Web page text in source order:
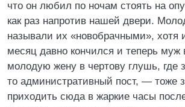
что он любил по ночам стоять на
как раз напротив нашей двери.
называли их «новобрачными», хотя
месяц давно кончился и теперь муж
молодую жену в чертову глушь, где
то административный пост, — тоже
приходить сюда в жаркие часы